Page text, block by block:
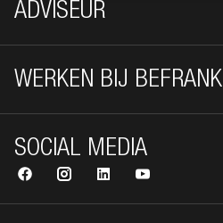
ADVISEUR
WERKEN BIJ BEFRANK
SOCIAL MEDIA